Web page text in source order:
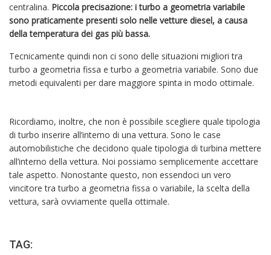
centralina. Piccola precisazione: i turbo a geometria variabile
sono praticamente presenti solo nelle vetture diesel, a causa
della temperatura dei gas più bassa.
Tecnicamente quindi non ci sono delle situazioni migliori tra
turbo a geometria fissa e turbo a geometria variabile. Sono due
metodi equivalenti per dare maggiore spinta in modo ottimale.
Ricordiamo, inoltre, che non è possibile scegliere quale tipologia
di turbo inserire all’interno di una vettura. Sono le case
automobilistiche che decidono quale tipologia di turbina mettere
all’interno della vettura. Noi possiamo semplicemente accettare
tale aspetto. Nonostante questo, non essendoci un vero
vincitore tra turbo a geometria fissa o variabile, la scelta della
vettura, sarà ovviamente quella ottimale.
TAG: